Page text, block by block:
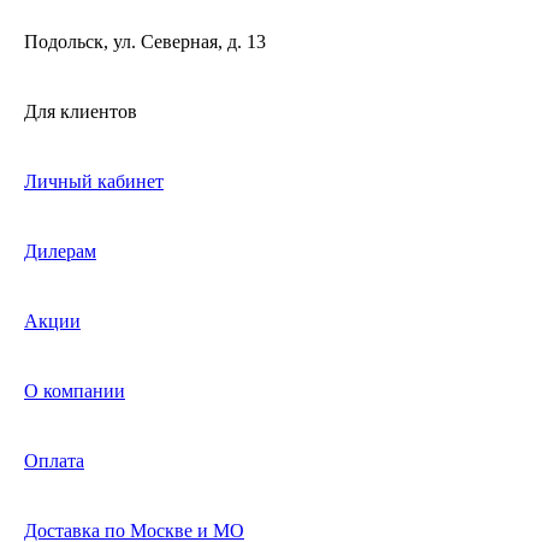
Подольск, ул. Северная, д. 13
Для клиентов
Личный кабинет
Дилерам
Акции
О компании
Оплата
Доставка по Москве и МО